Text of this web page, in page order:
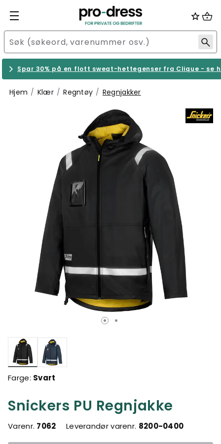
Spar 30% på en flott sweat-hettegenser fra Clique - se
Hjem Klær Regntøy Regnjakker
Snickers PU Regnjakke
Varenr. 7062 Leverandør varenr. 8200-0400
valgte
Farge: Svart